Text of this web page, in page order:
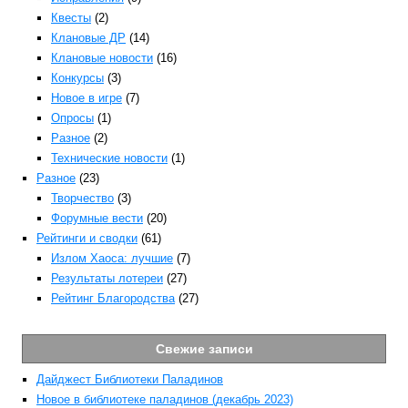
иметь эффекта.
Не действует на монстров.
Предмет не подлежит ремонту
На бумаге записан текст:
Инструкция по эксплуатации свитка:
выпадающего списка
Нажмите кнопку телепортации
Вы будете перемещены на улицу, где
находится выбранное здание.
Вы сможете попасть в любую локацию города
минуя промежуточные улицы.
Используется в интерфейсе карты.
Предмет не подлежит ремонту
Квесты (2)
Клановые ДР (14)
Клановые новости (16)
Конкурсы (3)
Новое в игре (7)
Опросы (1)
Разное (2)
Технические новости (1)
Разное (23)
Творчество (3)
Форумные вести (20)
Рейтинги и сводки (61)
Излом Хаоса: лучшие (7)
Результаты лотереи (27)
Рейтинг Благородства(27)
Свежие записи
Дайджест Библиотеки Паладинов
Новое в библиотеке паладинов (декабрь 2023)